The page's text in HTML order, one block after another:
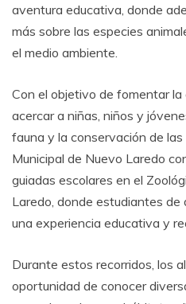
aventura educativa, donde
más sobre las especies
el medio ambiente.
Con el objetivo de fomentar
acercar a niñas, niños y
fauna y la conservación de las
Municipal de Nuevo Laredo
guiadas escolares en el
Laredo, donde estudiantes
una experiencia educativa y
Durante estos recorridos, los
oportunidad de conocer